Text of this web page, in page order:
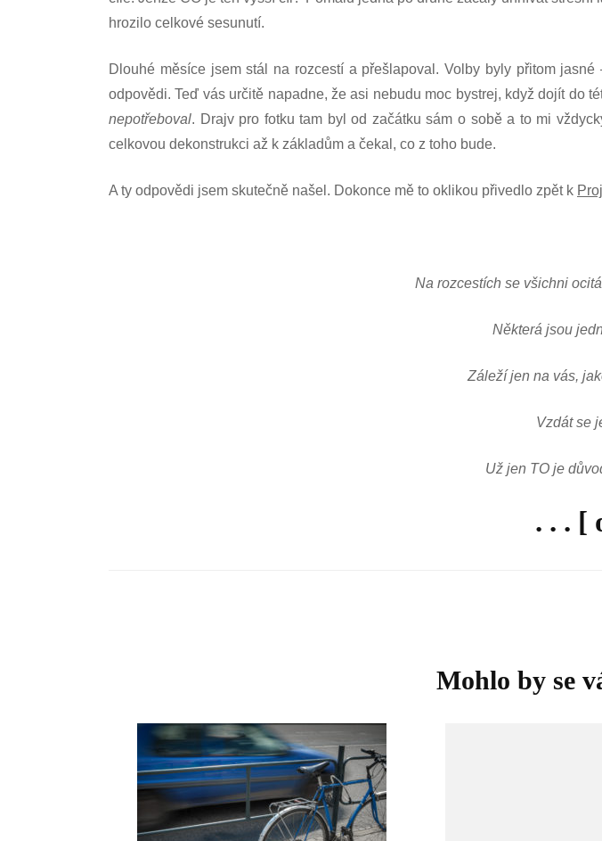
hrozilo celkové sesunutí.
Dlouhé měsíce jsem stál na rozcestí a přešlapoval. Volby byly přitom
odpovědi. Teď vás určitě napadne, že asi nebudu moc bystrej, když dojít do
nepotřeboval. Drajv pro fotku tam byl od začátku sám o sobě a to mi
celkovou dekonstrukci až k základům a čekal, co z toho bude.
A ty odpovědi jsem skutečně našel. Dokonce mě to oklikou přivedlo zpět k
Na rozcestích se všichni
Některá jsou
Záleží jen na vás,
Vzdát se
Už jen TO je
. . . [
Mohlo by se